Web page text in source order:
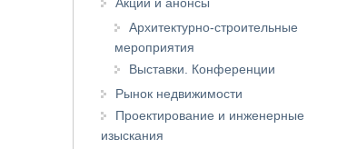
Архитектурно-строительные
мероприятия
Выставки. Конференции
Рынок недвижимости
Проектирование и инженерные
изыскания